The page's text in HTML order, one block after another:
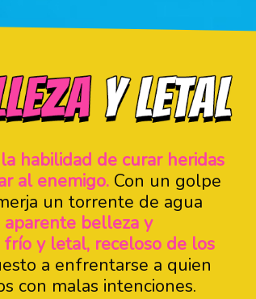
habilidad de curar heridas
al enemigo. Con un golpe
un torrente de agua
aparente belleza y
frío y letal, receloso de los
a enfrentarse a quien
con malas intenciones.